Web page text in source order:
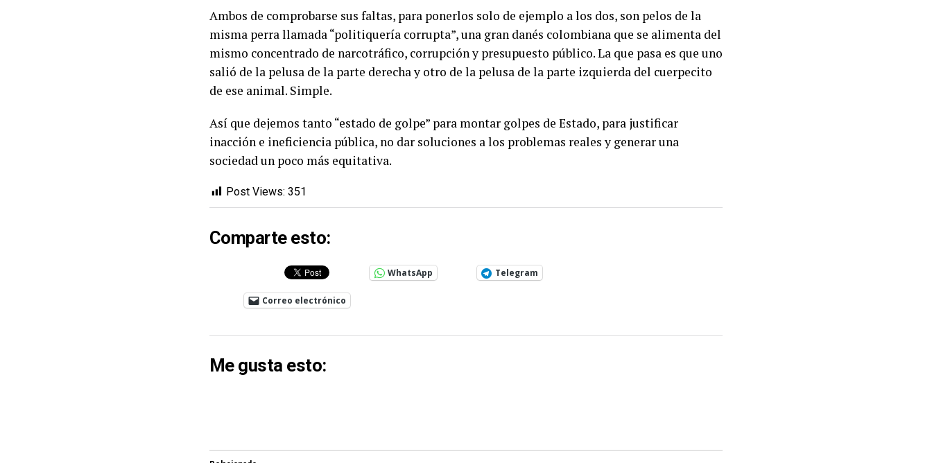
Ambos de comprobarse sus faltas, para ponerlos solo de ejemplo a los dos, son pelos de la
misma perra llamada “politiquería corrupta”, una gran danés colombiana que se alimenta del
mismo concentrado de narcotráfico, corrupción y presupuesto público. La que pasa es que uno
salió de la pelusa de la parte derecha y otro de la pelusa de la parte izquierda del cuerpecito
de ese animal. Simple.
Así que dejemos tanto “estado de golpe” para montar golpes de Estado, para justificar
inacción e ineficiencia pública, no dar soluciones a los problemas reales y generar una
sociedad un poco más equitativa.
Post Views: 351
Comparte esto:
WhatsApp Telegram
Correo electrónico
Me gusta esto: